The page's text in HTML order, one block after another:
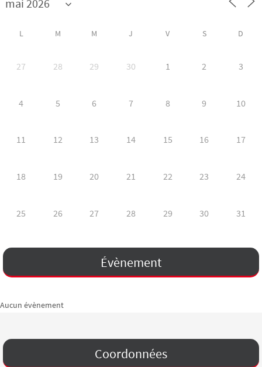
L M M J V S D
27 28 29 30 1 2 3
4 5 6 7 8 9 10
11 12 13 14 15 16 17
18 19 20 21 22 23 24
25 26 27 28 29 30 31
Évènement
Aucun évènement
Coordonnées